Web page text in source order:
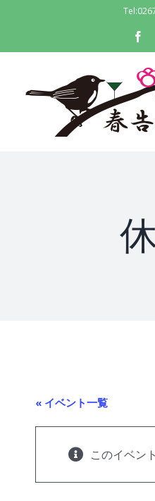
content
Tel:
« イベント一覧
このイベン